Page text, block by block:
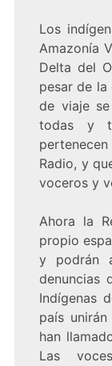
Los
Amazonía
Delta del
pesar de la
de viaje
todas y
Radio, y
voceros y
Ahora la
propio
y podrán
denuncias
Indígenas
país
han
Las